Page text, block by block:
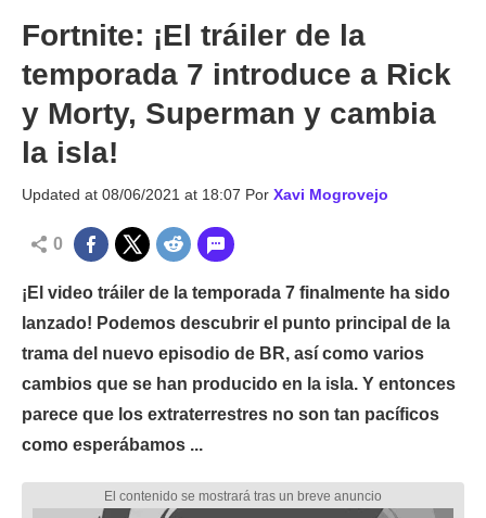
Fortnite: ¡El tráiler de la
temporada 7 introduce a Rick
y Morty, Superman y cambia
la isla!
Updated at 08/06/2021 at 18:07 Por Xavi Mogrovejo
0
¡El video tráiler de la temporada 7 finalmente ha sido
lanzado! Podemos descubrir el punto principal de la
trama del nuevo episodio de BR, así como varios
cambios que se han producido en la isla. Y entonces
parece que los extraterrestres no son tan pacíficos
como esperábamos ...